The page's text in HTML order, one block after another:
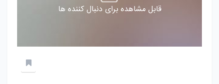
قابل مشاهده برای دنبال کننده ها